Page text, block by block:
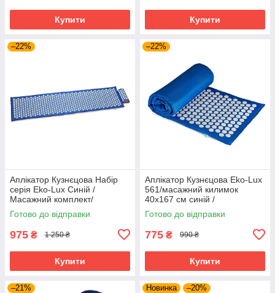
Купити Купити
–22%
Аплікатор Кузнєцова Набір
серія Eko-Lux Синій /
Масажний комплект/
Готово до відправки
975 ₴ 1 250 ₴
Купити
–22%
Аплікатор Кузнєцова Eko-Lux
561/масажний килимок
40x167 см синій /
Готово до відправки
775 ₴ 990 ₴
Купити
–21% Новинка –20%